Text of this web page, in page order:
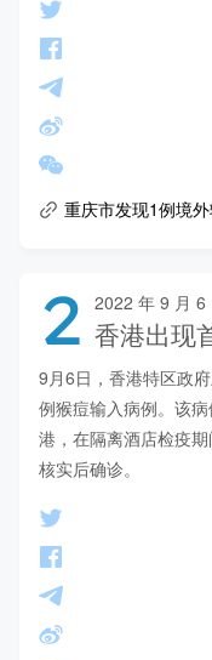
重庆市发现1例境
2 2022 年 9 月 6
香港出现
9月6日，香港特区政
例猴痘输入病例。该
港，在隔离酒店检疫
核实后确诊。